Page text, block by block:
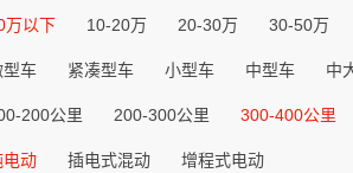
万以下 10-20万 20-30万 30-50万
型车 紧凑型车 小型车 中型车 中
200公里 200-300公里 300-400公里
电动 插电式混动 增程式电动